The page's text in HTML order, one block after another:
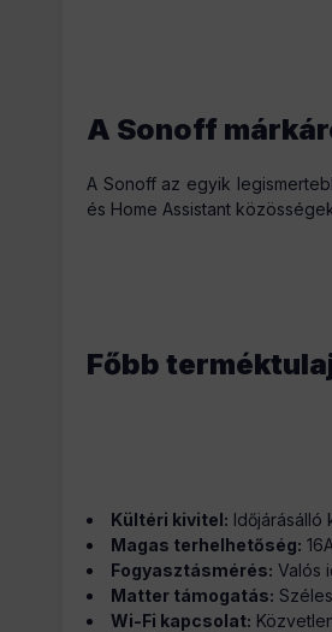
A Sonoff
A Sonoff az egyik
és Home Assistant
Főbb
Kültéri kivitel: Időjárásálló
Magas terhelhetőség:
Fogyasztásmérés: Valós
Matter támogatás:
Wi-Fi kapcsolat: